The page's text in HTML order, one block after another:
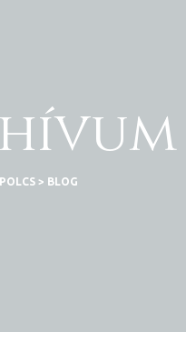
> BLOG